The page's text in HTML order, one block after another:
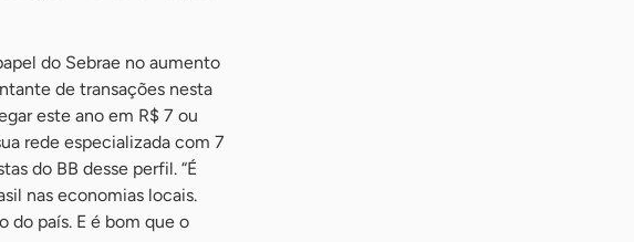
do Sebrae no aumento
de transações nesta
este ano em R$ 7 ou
rede especializada com 7
do BB desse perfil. “É
nas economias locais.
do país. E é bom que o